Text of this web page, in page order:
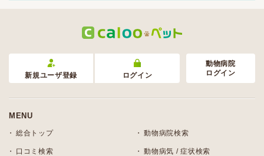
新規ユーザ登録 ログイン
動物病院
ログイン
MENU
総合トップ 動物病院検索
口コミ検索 動物病気 / 症状検索